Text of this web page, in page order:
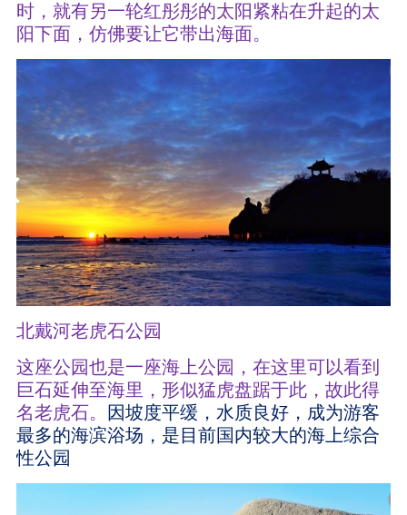
时，就有另一轮红彤彤的太阳紧粘在升起的太
阳下面，仿佛要让它带出海面。
北戴河老虎石公园
这座公园也是一座海上公园，在这里可以看到
巨石延伸至海里，形似猛虎盘踞于此，故此得
名老虎石。
因坡度平缓，水质良好，成为游客
最多的海滨浴场，是目前国内较大的海上综合
性公园